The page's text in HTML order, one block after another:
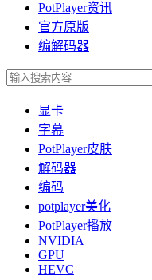
PotPlayer资讯
官方原版
编解码器
显卡
字幕
PotPlayer皮肤
解码器
编码
potplayer美化
PotPlayer播放
NVIDIA
GPU
HEVC